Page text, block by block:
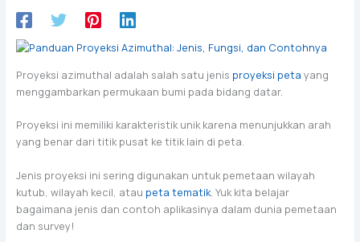
Proyeksi azimuthal adalah salah satu jenis proyeksi peta yang
menggambarkan permukaan bumi pada bidang datar.
Proyeksi ini memiliki karakteristik unik karena menunjukkan arah
yang benar dari titik pusat ke titik lain di peta.
Jenis proyeksi ini sering digunakan untuk pemetaan wilayah
kutub, wilayah kecil, atau peta tematik. Yuk kita belajar
bagaimana jenis dan contoh aplikasinya dalam dunia pemetaan
dan survey!